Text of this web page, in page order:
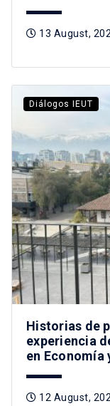
13 August,
Diálogos IEUT
Historias de
experiencia
en Economía
12 August,